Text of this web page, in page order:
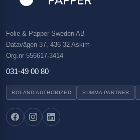
Folie & Papper Sweden AB
Datavägen 37, 436 32 Askim
Org.nr 556617-3414
031-49 00 80
ROLAND AUTHORIZED SUMMA PARTNER